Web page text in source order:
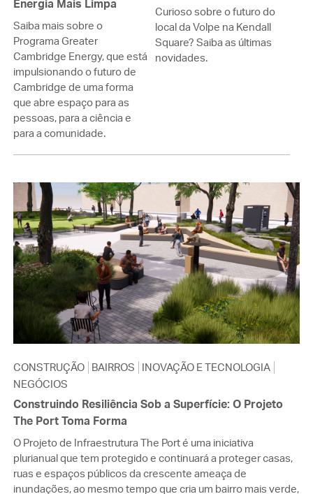
Energia Mais Limpa
Saiba mais sobre o
Programa Greater
Cambridge Energy, que está
impulsionando o futuro de
Cambridge de uma forma
que abre espaço para as
pessoas, para a ciência e
para a comunidade.
Curioso sobre o futuro do
local da Volpe na Kendall
Square? Saiba as últimas
novidades.
CONSTRUÇÃO BAIRROS
INOVAÇÃO E TECNOLOGIA
NEGÓCIOS
Construindo Resiliência Sob a Superfície: O Projeto
The Port Toma Forma
O Projeto de Infraestrutura The Port é uma iniciativa
plurianual que tem protegido e continuará a proteger casas,
ruas e espaços públicos da crescente ameaça de
inundações, ao mesmo tempo que cria um bairro mais verde,